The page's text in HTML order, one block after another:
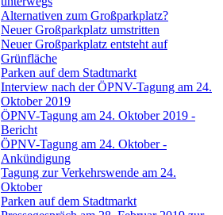
Alternativen zum Großparkplatz?
Neuer Großparkplatz umstritten
Neuer Großparkplatz entsteht auf
Grünfläche
Parken auf dem Stadtmarkt
Interview nach der ÖPNV-Tagung am 24.
Oktober 2019
ÖPNV-Tagung am 24. Oktober 2019 -
Bericht
ÖPNV-Tagung am 24. Oktober -
Ankündigung
Tagung zur Verkehrswende am 24.
Oktober
Parken auf dem Stadtmarkt